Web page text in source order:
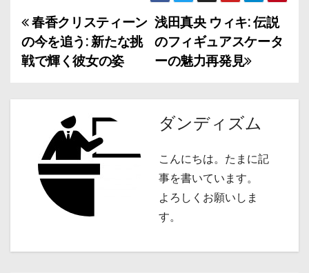
投
稿
ー
ン
浅田真央 ウィキ: 伝説
のフィギュアスケータ
ーの魅力再発見
春香クリスティーン
の今を追う: 新たな挑
戦で輝く彼女の姿
ダンディズム
こんにちは。たまに記
事を書いています。
よろしくお願いしま
す。